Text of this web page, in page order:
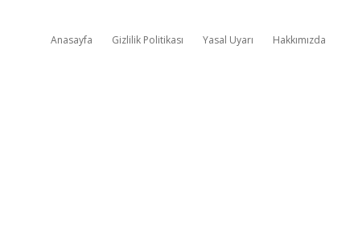
Anasayfa Gizlilik Politikası Yasal Uyarı Hakkımızda